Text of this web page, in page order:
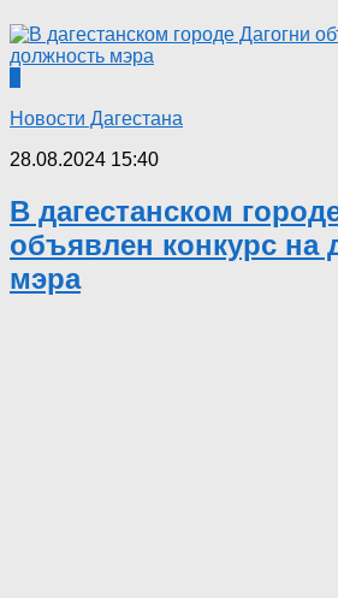
Новости Дагестана
28.08.2024 15:40
В дагестанском
объявлен конкурс на
мэра